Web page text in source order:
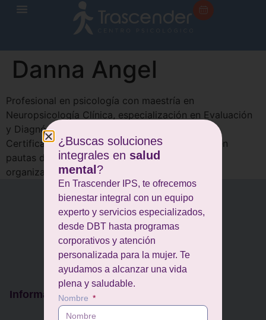
Danna Angel
Profesional en psicología con maestría en
Neuropsicología Clínica, especialización en Evaluación
y Diagnóstico Neuropsicológico, calificadora
Certificada por el MoCA Cognition, formación en
pautas de crianza, gestión del clima y la cultura
organizacional y pruebas psicológicas.
Información
Nosotros
¿Buscas soluciones
integrales en salud
mental ?
En Trascender IPS, te ofrecemos
bienestar integral con un equipo
experto y servicios especializados,
desde DBT hasta programas
corporativos y atención
personalizada para la mujer. Te
ayudamos a alcanzar una vida
plena y saludable.
Nombre